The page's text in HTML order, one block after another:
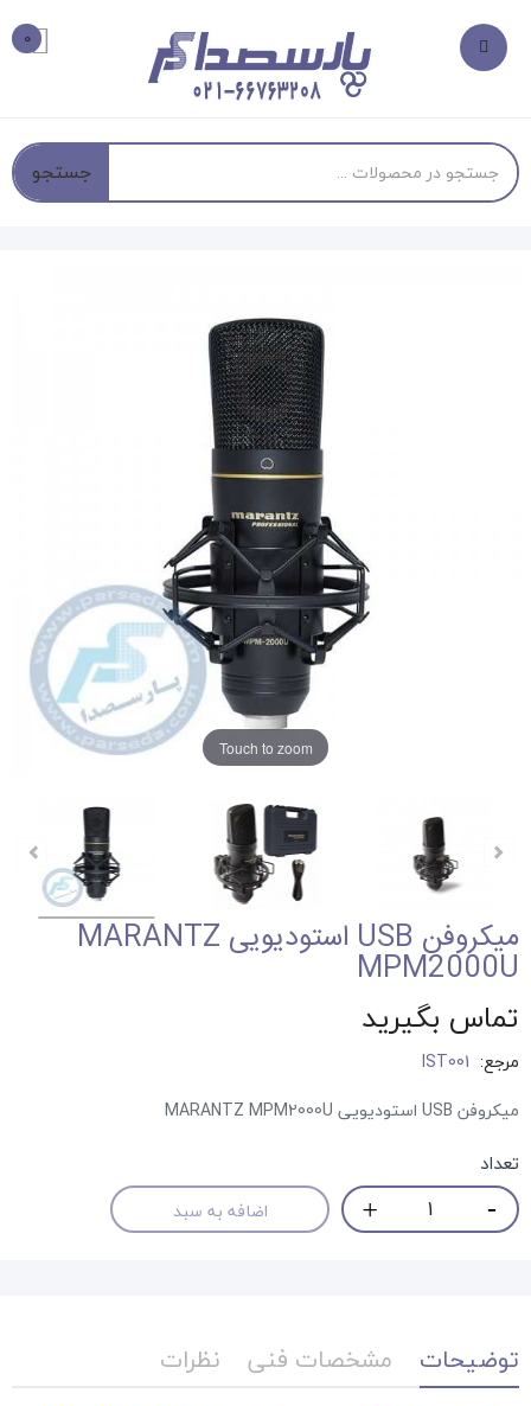
0
جستجو
Touch to zoom
میکروفن USB استودیویی MARANTZ
MPM2000U
تماس بگیرید
مرجع: IST001
میکروفن USB استودیویی MARANTZ MPM2000U
تعداد
اضافه به سبد
توضیحات مشخصات فنی نظرات